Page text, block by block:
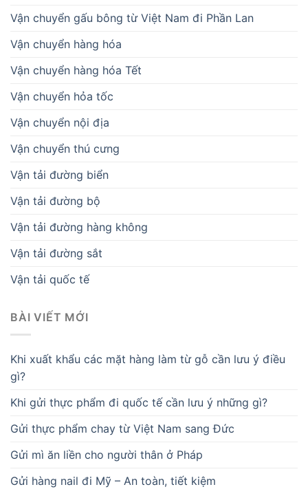
Vận chuyển gấu bông từ Việt Nam đi Phần Lan
Vận chuyển hàng hóa
Vận chuyển hàng hóa Tết
Vận chuyển hỏa tốc
Vận chuyển nội địa
Vận chuyển thú cưng
Vận tải đường biển
Vận tải đường bộ
Vận tải đường hàng không
Vận tải đường sắt
Vận tải quốc tế
BÀI VIẾT MỚI
Khi xuất khẩu các mặt hàng làm từ gỗ cần lưu ý điều
gì?
Khi gửi thực phẩm đi quốc tế cần lưu ý những gì?
Gửi thực phẩm chay từ Việt Nam sang Đức
Gửi mì ăn liền cho người thân ở Pháp
Gửi hàng nail đi Mỹ – An toàn, tiết kiệm